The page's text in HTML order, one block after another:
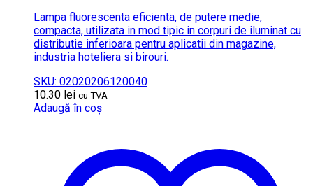
Lampa fluorescenta eficienta, de putere medie,
compacta, utilizata in mod tipic in corpuri de iluminat cu
distributie inferioara pentru aplicatii din magazine,
industria hoteliera si birouri.
SKU: 02020206120040
10.30 lei cu TVA
Adaugă în coș